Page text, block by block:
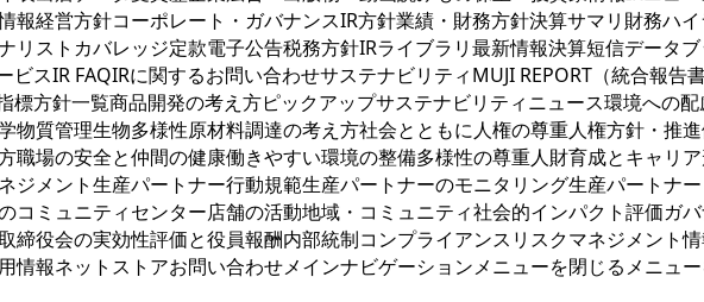
経営方針コーポレート・ガバナンスIR方針業績・財務方針決算サマリ財務ハ
ストカバレッジ定款電子公告税務方針IRライブラリ最新情報決算短信データ
スIR FAQIRに関するお問い合わせサステナビリティMUJI REPORT（統合報告
方針一覧商品開発の考え方ピックアップサステナビリティニュース環境への
質管理生物多様性原材料調達の考え方社会とともに人権の尊重人権方針・推
場の安全と仲間の健康働きやすい環境の整備多様性の尊重人財育成とキャリ
ジメント生産パートナー行動規範生産パートナーのモニタリング生産パートナ
ミュニティセンター店舗の活動地域・コミュニティ社会的インパクト評価ガ
役会の実効性評価と役員報酬内部統制コンプライアンスリスクマネジメント
報ネットストアお問い合わせメインナビゲーションメニューを閉じるメニュー